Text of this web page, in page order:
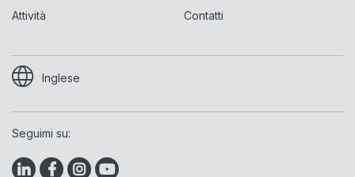
Attività Contatti
Inglese
Seguimi su: